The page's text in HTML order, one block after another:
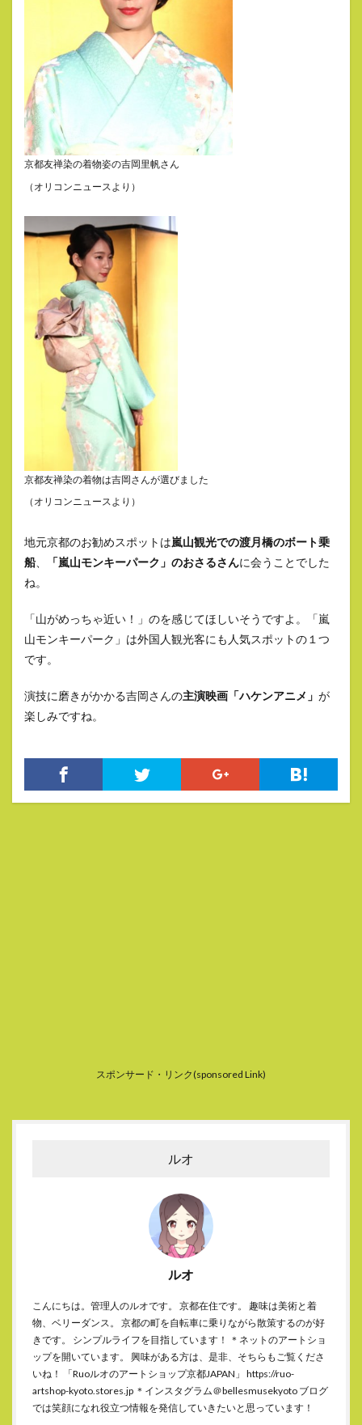
京都友禅染の着物姿の吉岡里帆さん
（オリコンニュースより）
京都友禅染の着物は吉岡さんが選びました
（オリコンニュースより）
地元京都のお勧めスポットは嵐山観光での渡月橋のボート乗
船、 「嵐山モンキーパーク」のおさるさんに会うことでした
ね。
「山がめっちゃ近い！」のを感じてほしいそうですよ。「嵐
山モンキーパーク」は外国人観光客にも人気スポットの１つ
です。
演技に磨きがかかる吉岡さんの主演映画「ハケンアニメ」 が
楽しみですね。
スポンサード・リンク(sponsored Link)
ルオ
ルオ
こんにちは。管理人のルオです。 京都在住です。 趣味は美術と着
物、ベリーダンス。 京都の町を自転車に乗りながら散策するのが好
きです。 シンプルライフを目指しています！ ＊ネットのアートショ
ップを開いています。 興味がある方は、是非、そちらもご覧くださ
いね！ 「Ruoルオのアートショップ京都JAPAN」 https://ruo-
artshop-kyoto.stores.jp ＊インスタグラム＠bellesmusekyoto ブログ
では笑顔になれ役立つ情報を発信していきたいと思っています！